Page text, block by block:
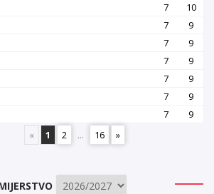
7
10
7
9
7
9
7
9
7
9
7
9
7
9
«
1 2 ... 16 »